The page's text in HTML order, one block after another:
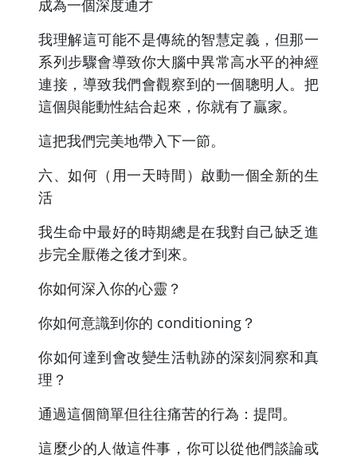
成為一個深度通才
我理解這可能不是傳統的智慧定義，但那一
系列步驟會導致你大腦中異常高水平的神經
連接，導致我們會觀察到的一個聰明人。把
這個與能動性結合起來，你就有了贏家。
這把我們完美地帶入下一節。
六、如何（用一天時間）啟動一個全新的生
活
我生命中最好的時期總是在我對自己缺乏進
步完全厭倦之後才到來。
你如何深入你的心靈？
你如何意識到你的 conditioning？
你如何達到會改變生活軌跡的深刻洞察和真
理？
通過這個簡單但往往痛苦的行為：提問。
這麼少的人做這件事，你可以從他們談論或